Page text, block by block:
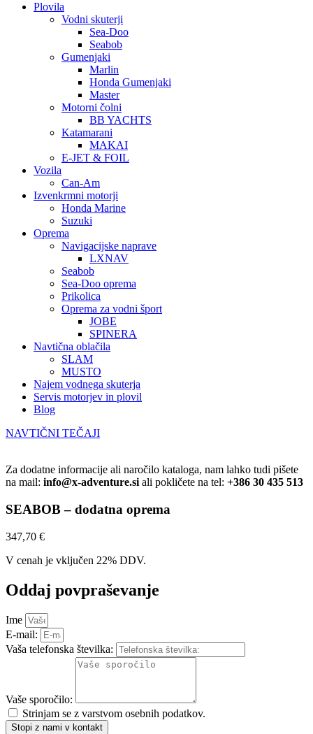
Plovila
Vodni skuterji
Sea-Doo
Seabob
Gumenjaki
Marlin
Honda Gumenjaki
Master
Motorni čolni
BB YACHTS
Katamarani
MAKAI
E-JET & FOIL
Vozila
Can-Am
Izvenkrmni motorji
Honda Marine
Suzuki
Oprema
Navigacijske naprave
LXNAV
Seabob
Sea-Doo oprema
Prikolica
Oprema za vodni šport
JOBE
SPINERA
Navtična oblačila
SLAM
MUSTO
Najem vodnega skuterja
Servis motorjev in plovil
Blog
NAVTIČNI TEČAJI
Za dodatne informacije ali naročilo kataloga, nam lahko tudi pišete
na mail: info@x-adventure.si ali pokličete na tel: +386 30 435 513
SEABOB – dodatna oprema
347,70 €
V cenah je vključen 22% DDV.
Oddaj povpraševanje
Ime
E-mail:
Vaša telefonska številka:
Vaše sporočilo:
Strinjam se z varstvom osebnih podatkov.
Stopi z nami v kontakt